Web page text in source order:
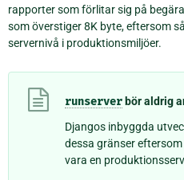
rapporter som förlitar sig på
som överstiger 8K byte, eftersom
servernivå i produktionsmiljöer.
runserver bör aldrig
Djangos inbyggda
dessa gränser
vara en